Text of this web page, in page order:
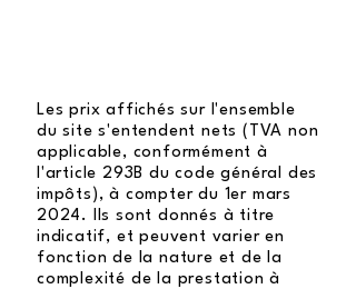
Les prix affichés sur l'ensemble
du site s'entendent nets (TVA non
applicable, conformément à
l'article 293B du code général des
impôts), à compter du 1er mars
2024. Ils sont donnés à titre
indicatif, et peuvent varier en
fonction de la nature et de la
complexité de la prestation à